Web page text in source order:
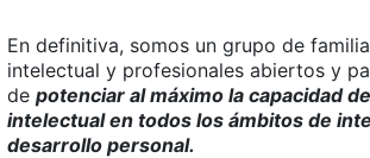
En definitiva, somos un grupo de
intelectual y profesionales abiertos y
de potenciar al máximo la capacidad
intelectual en todos los ámbitos de
desarrollo personal.